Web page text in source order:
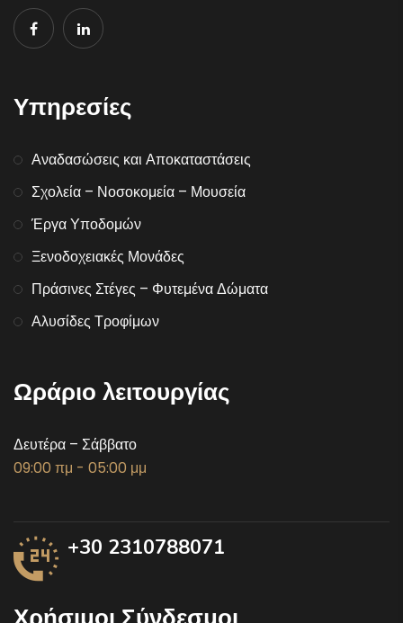
Υπηρεσίες
Αναδασώσεις και Αποκαταστάσεις
Σχολεία – Νοσοκομεία – Μουσεία
Έργα Υποδομών
Ξενοδοχειακές Μονάδες
Πράσινες Στέγες – Φυτεμένα Δώματα
Αλυσίδες Τροφίμων
Ωράριο λειτουργίας
Δευτέρα – Σάββατο
09:00 πμ - 05:00 μμ
+30 2310788071